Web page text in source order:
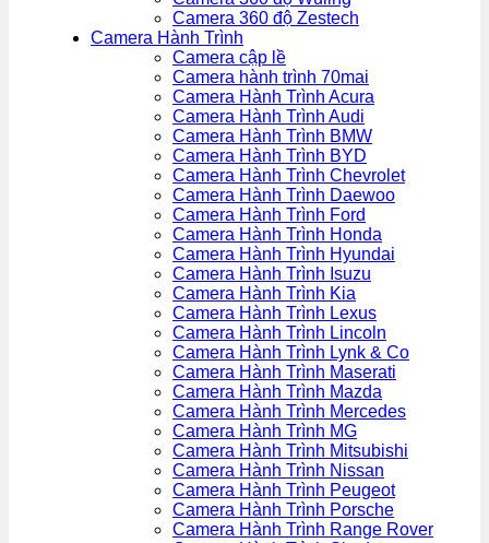
Camera 360 độ Zestech
Camera Hành Trình
Camera cập lề
Camera hành trình 70mai
Camera Hành Trình Acura
Camera Hành Trình Audi
Camera Hành Trình BMW
Camera Hành Trình BYD
Camera Hành Trình Chevrolet
Camera Hành Trình Daewoo
Camera Hành Trình Ford
Camera Hành Trình Honda
Camera Hành Trình Hyundai
Camera Hành Trình Isuzu
Camera Hành Trình Kia
Camera Hành Trình Lexus
Camera Hành Trình Lincoln
Camera Hành Trình Lynk & Co
Camera Hành Trình Maserati
Camera Hành Trình Mazda
Camera Hành Trình Mercedes
Camera Hành Trình MG
Camera Hành Trình Mitsubishi
Camera Hành Trình Nissan
Camera Hành Trình Peugeot
Camera Hành Trình Porsche
Camera Hành Trình Range Rover